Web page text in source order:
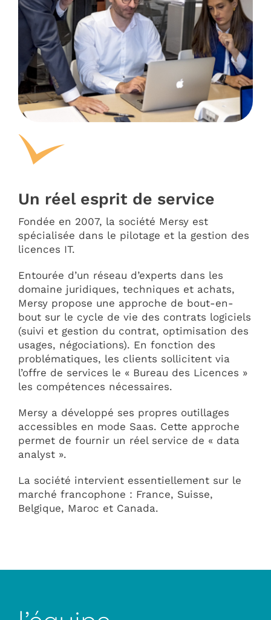
Un réel esprit de service
Fondée en 2007, la société Mersy est
spécialisée dans le pilotage et la gestion des
licences IT.
Entourée d’un réseau d’experts dans les
domaine juridiques, techniques et achats,
Mersy propose une approche de bout-en-
bout sur le cycle de vie des contrats logiciels
(suivi et gestion du contrat, optimisation des
usages, négociations). En fonction des
problématiques, les clients sollicitent via
l’offre de services le « Bureau des Licences »
les compétences nécessaires.
Mersy a développé ses propres outillages
accessibles en mode Saas. Cette approche
permet de fournir un réel service de « data
analyst ».
La société intervient essentiellement sur le
marché francophone : France, Suisse,
Belgique, Maroc et Canada.